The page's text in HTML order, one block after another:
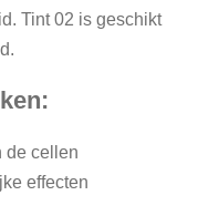
Tint 02 is geschikt
de cellen
effecten